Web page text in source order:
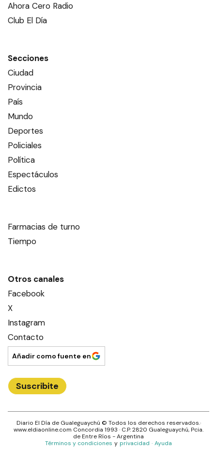
Ahora Cero Radio
Club El Día
Secciones
Ciudad
Provincia
País
Mundo
Deportes
Policiales
Política
Espectáculos
Edictos
Farmacias de turno
Tiempo
Otros canales
Facebook
X
Instagram
Contacto
Añadir como fuente en
Suscribite
Diario El Día de Gualeguaychú © Todos los derechos reservados.·
www.eldiaonline.com Concordia 1993 · C.P.2820 Gualeguaychú, Pcia.
deEntre Ríos - Argentina
Términos y condiciones y privacidad · Ayuda